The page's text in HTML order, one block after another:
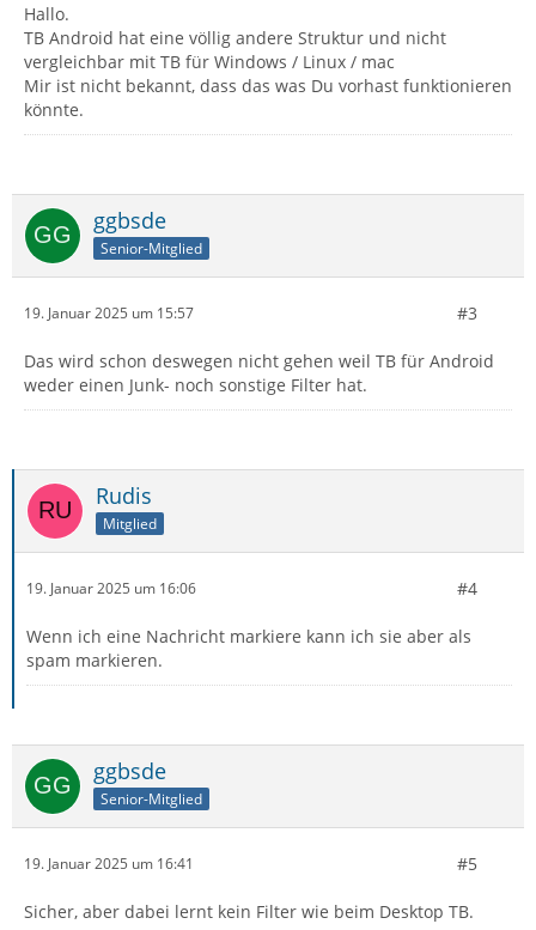
Hallo.
TB Android hat eine völlig andere Struktur und nicht
vergleichbar mit TB für Windows / Linux / mac
Mir ist nicht bekannt, dass das was Du vorhast funktionieren
könnte.
ggbsde
Senior-Mitglied
19. Januar 2025 um 15:57 #3
Das wird schon deswegen nicht gehen weil TB für Android
weder einen Junk- noch sonstige Filter hat.
Rudis
Mitglied
19. Januar 2025 um 16:06 #4
Wenn ich eine Nachricht markiere kann ich sie aber als
spam markieren.
ggbsde
Senior-Mitglied
19. Januar 2025 um 16:41 #5
Sicher, aber dabei lernt kein Filter wie beim Desktop TB.